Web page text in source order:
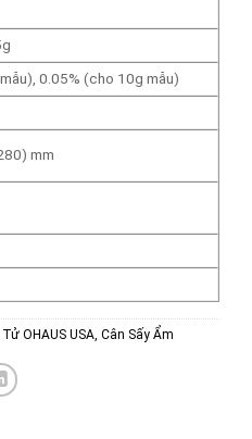
0.05% (cho 10g mẫu)
mm
OHAUS USA Cân Sấy Ẩm